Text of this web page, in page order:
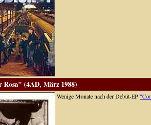
(4AD, März 1988)
Wenige Monate nach der Debüt-EP